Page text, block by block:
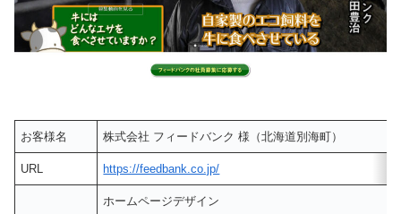
お客様名 株式会社 フィードバンク 様（北海道別海町）
URL https://feedbank.co.jp/
ホームページデザイン